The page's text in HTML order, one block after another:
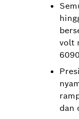
volt
dan